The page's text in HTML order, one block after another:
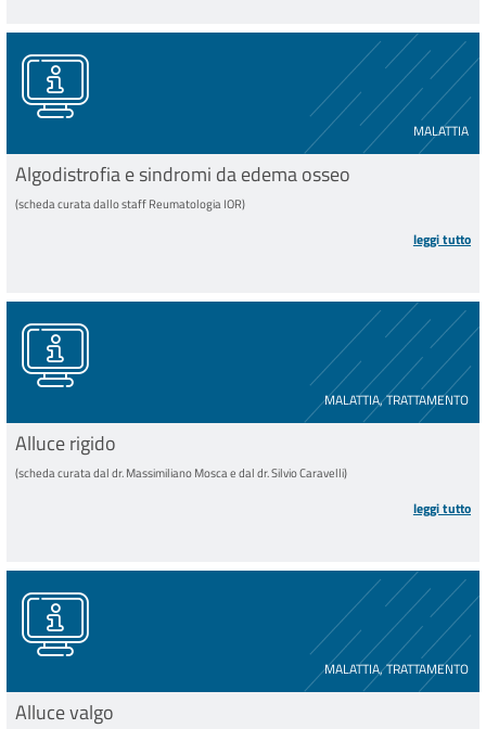
MALATTIA
Algodistrofia e sindromi da edema osseo
(scheda curata dallo staff Reumatologia IOR)
leggi tutto
MALATTIA, TRATTAMENTO
Alluce rigido
(scheda curata dal dr. Massimiliano Mosca e dal dr. Silvio Caravelli)
leggi tutto
MALATTIA, TRATTAMENTO
Alluce valgo